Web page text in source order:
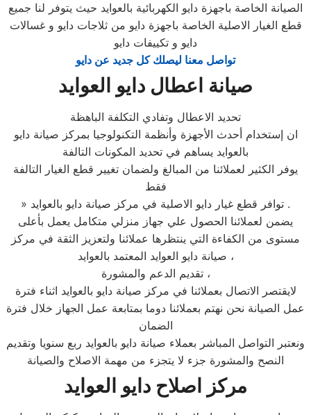
الصيانة الخاصة باجهزة دايو الكهربائية بالعوايد حيث يتوفر لنا جميع
قطع الغيار الاصلية الخاصة باجهزة دايو من ثلاجات دايو و غسالات
دايو و تكييفات دايو
تواصل معنا ليصلك كل جديد عن دايو
صيانة اعطال دايو العوايد
تحديد الاعطال وتفادي التكلفة الباهظة
ان إستخدام أحدث الأجهزة وأنظمة التكنولوجيا بمركز صيانة دايو
بالعوايد يساهم في تحديد المكونات التالفة
يوفر الكثير لعملائنا من المبالغ ولضمان تغيير قطع الغيار التالفة
فقط
» توافر قطع غيار دايو الاصلية في مركز صيانة دايو بالعوايد .
يضمن لعملائنا الحصول علي جهاز منزلي متكامل يعمل بأعلى
مستوى من الكفاءة التي ينتظرها عملائنا ولتعزيز الثقة في مركز
صيانة دايو العوايد المعتمد بالعوايد ،
تقديم الدعم والمشورة ،
لايقتصر الاتصال بعملائنا في مركز صيانة دايو بالعوايد اثناء فترة
عمل الصيانة نحن نهتم بعملائنا دوما بمتابعة عمل الجهاز خلال فترة
الضمان
ونعتبر التواصل المباشر بعملاء صيانة دايو بالعوايد ربع سنويا وتقديم
النصح والمشورة جزء لا يتجزء من مهمة الاصلاح والصيانة
مركز اصلاح دايو العوايد